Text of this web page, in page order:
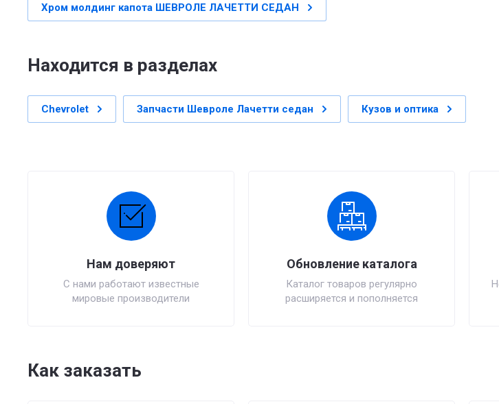
Хром молдинг капота ШЕВРОЛЕ ЛАЧЕТТИ СЕДАН
Находится в разделах
Сhevrolet Запчасти Шевроле Лачетти седан Кузов и оптика
Нам доверяют
С нами работают известные
мировые производители
Обновление каталога
Каталог товаров регулярно
расширяется и пополняется
Как заказать